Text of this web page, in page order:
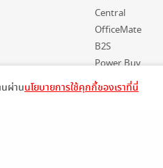
Central
OfficeMate
B2S
Power Buy
Supersports
Tops
ผ่านนโยบายการใช้คุกกี้ของเราที่นี่